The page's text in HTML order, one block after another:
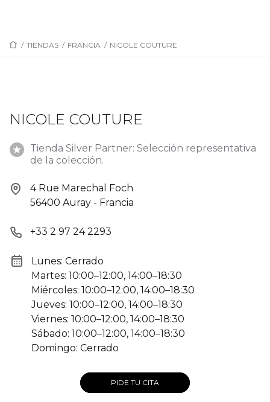
/ TIENDAS / FRANCIA / NICOLE COUTURE
NICOLE COUTURE
Tienda Silver Partner: Selección representativa
de la colección.
4 Rue Marechal Foch
56400 Auray - Francia
+33 2 97 24 2293
Lunes: Cerrado
Martes: 10:00–12:00, 14:00–18:30
Miércoles: 10:00–12:00, 14:00–18:30
Jueves: 10:00–12:00, 14:00–18:30
Viernes: 10:00–12:00, 14:00–18:30
Sábado: 10:00–12:00, 14:00–18:30
Domingo: Cerrado
PIDE TU CITA